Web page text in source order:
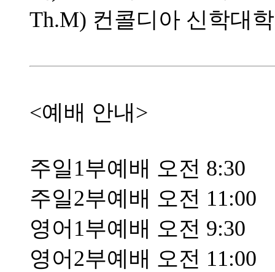
Th.M) 컨콜디아 신학대
<예배 안내>
주일1부예배 오전 8:30
주일2부예배 오전 11:00
영어1부예배 오전 9:30
영어2부예배 오전 11:00